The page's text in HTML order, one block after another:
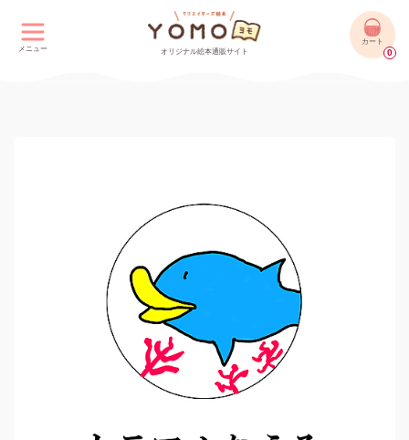
メニュー オリジナル絵本通販サイト
カート
0